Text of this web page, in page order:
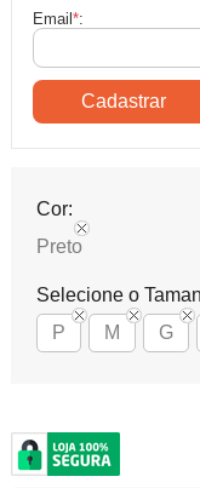
Email*:
Cor:
Preto
Selecione o
P
M G